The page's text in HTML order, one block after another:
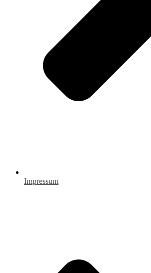
Impressum